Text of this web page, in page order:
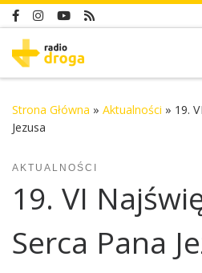
Skip to content
Strona Główna » Aktualności » 19.
Jezusa
AKTUALNOŚCI
19. VI
Serca Pana